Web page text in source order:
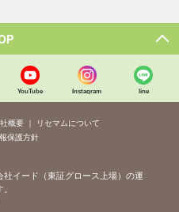
YouTube Instagram line
概要
リセマムについて
保護方針
社イード（東証グロース上場）の運